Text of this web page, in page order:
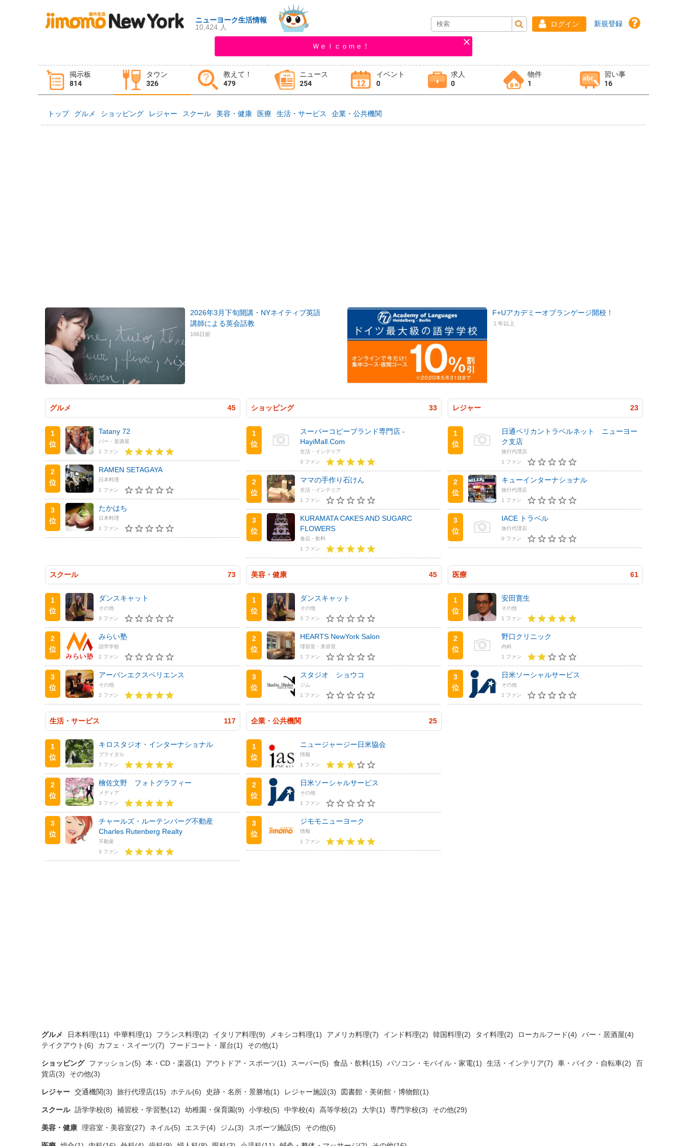
ニューヨーク生活情報
10,424 人
ログイン 新規登録
Ｗｅｌｃｏｍｅ！
掲示板
814
タウン
326
教えて！
479
ニュース
254
イベント
0
求人
0
物件
1
習い事
16
タウン情報 教えて！
イベント 求人
トップ グルメ ショッピング レジャー スクール 美容・健康 医療 生活・サービス 企業・公共機関
2026年3月下旬開講・NYネイティブ英語
講師による英会話教
166日前
F+Uアカデミーオブランゲージ開校！
１年以上
グルメ 45
1
位
Tatany 72
バー・居酒屋
1 ファン
2
位
RAMEN SETAGAYA
日本料理
1 ファン
3
位
たかはち
日本料理
1 ファン
ショッピング 33
1
位
スーパーコピーブランド専門店 -
HayiMall.Com
生活・インテリア
3 ファン
2
位
ママの手作り石けん
生活・インテリア
1 ファン
3
位
KURAMATA CAKES AND SUGARC
FLOWERS
食品・飲料
1 ファン
レジャー 23
1
位
日通ペリカントラベルネット ニューヨー
ク支店
旅行代理店
1 ファン
2
位
キューインターナショナル
旅行代理店
1 ファン
3
位
IACE トラベル
旅行代理店
0 ファン
スクール 73
1
位
ダンスキャット
その他
3 ファン
2
位
みらい塾
語学学校
2 ファン
3
位
アーバンエクスペリエンス
その他
2 ファン
美容・健康 45
1
位
ダンスキャット
その他
3 ファン
2
位
HEARTS NewYork Salon
理容室・美容室
1 ファン
3
位
スタジオ ショウコ
ジム
1 ファン
医療 61
1
位
安田寛生
その他
1 ファン
2
位
野口クリニック
内科
1 ファン
3
位
日米ソーシャルサービス
その他
1 ファン
生活・サービス 117
1
位
キロスタジオ・インターナショナル
ブライダル
7 ファン
2
位
檜佐文野 フォトグラフィー
メディア
3 ファン
3
位
チャールズ・ルーテンバーグ不動産
Charles Rutenberg Realty
不動産
3 ファン
企業・公共機関 25
1
位
ニュージャージー日米協会
情報
1 ファン
2
位
日米ソーシャルサービス
その他
1 ファン
3
位
ジモモニューヨーク
情報
1 ファン
グルメ 日本料理(11) 中華料理(1) フランス料理(2) イタリア料理(9) メキシコ料理(1) アメリカ料理(7) インド料理(2) 韓国料理(2) タイ料理(2) ローカルフード(4)
バー・居酒屋(4)
テイクアウト(6)
カフェ・スイーツ(7) フードコート・屋台(1) その他(1)
ショッピング ファッション(5) 本・CD・楽器(1) アウトドア・スポーツ(1) スーパー(5) 食品・飲料(15) パソコン・モバイル・家電(1) 生活・インテリア(7) 車・バイク・自転車(2)
百
貨店(3)
その他(3)
レジャー 交通機関(3) 旅行代理店(15) ホテル(6) 史跡・名所・景勝地(1) レジャー施設(3) 図書館・美術館・博物館(1)
スクール 語学学校(8) 補習校・学習塾(12) 幼稚園・保育園(9) 小学校(5) 中学校(4) 高等学校(2) 大学(1) 専門学校(3) その他(29)
美容・健康 理容室・美容室(27) ネイル(5) エステ(4) ジム(3) スポーツ施設(5) その他(6)